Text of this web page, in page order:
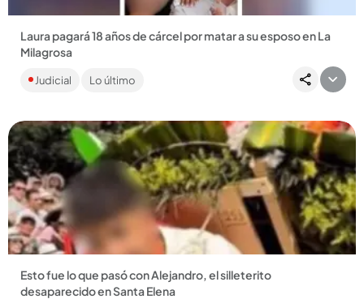
Laura pagará 18 años de cárcel por matar a su esposo en La
Milagrosa
Tras una discusión, la mujer de 30 años compró gasolina y le
prendió fuego a la vivienda con su compañero sentimental
Judicial Lo último
Compartir Noticia
Esto fue lo que pasó con Alejandro, el silleterito
desaparecido en Santa Elena